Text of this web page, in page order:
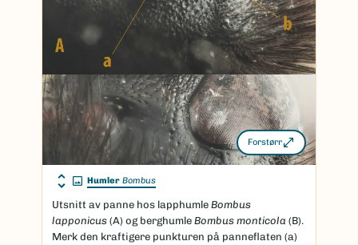
Forstørr
Humler Bombus
Utsnitt av panne hos lapphumle Bombus
lapponicus (A) og berghumle Bombus monticola (B).
Merk den kraftigere punkturen på panneflaten (a)